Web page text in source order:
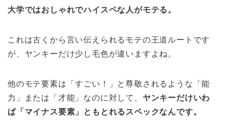
大学ではおしゃれでハイスペな人がモテる。
これは古くから言い伝えられるモテの王道ルートです
が、ヤンキーだけ少し毛色が違いますよね。
他のモテ要素は「すごい！」と尊敬されるような「能
力」または「才能」なのに対して、 ヤンキーだけいわ
ば「マイナス要素」ともとれるスペックなんです。